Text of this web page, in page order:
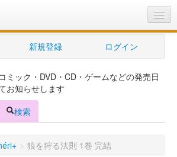
新規登録 ログイン
ミック・DVD・CD・ゲームなどの発売日
お知らせします
検索
> 狼を狩る法則 1巻 完結